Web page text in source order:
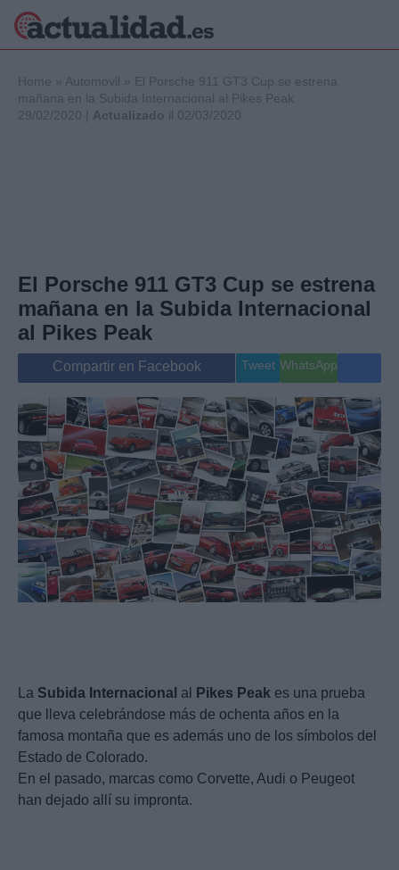
Internacional
Viajes
Gente
Musica
Home » Automovil » El Porsche 911 GT3 Cup se estrena
mañana en la Subida Internacional al Pikes Peak
29/02/2020 | Actualizado il 02/03/2020
El Porsche 911 GT3 Cup se estrena
mañana en la Subida Internacional
al Pikes Peak
Compartir en Facebook Tweet WhatsApp
La Subida Internacional al Pikes Peak es una prueba
que lleva celebrándose más de ochenta años en la
famosa montaña que es además uno de los símbolos del
Estado de Colorado.
En el pasado, marcas como Corvette, Audi o Peugeot
han dejado allí su impronta.